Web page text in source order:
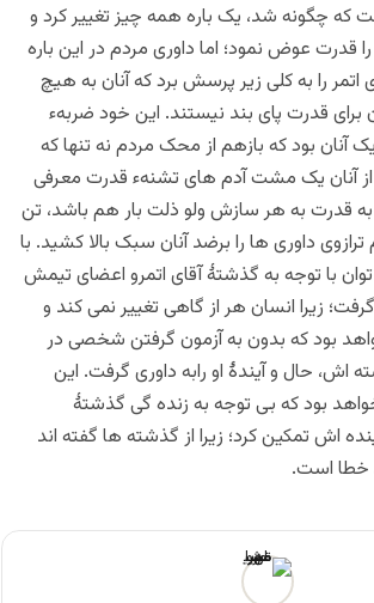
چگونه شد، یک باره همه چیز تغییر کرد و
قدرت عوض نمود؛ اما داوری مردم در این باره
را به کلی زیر پرسش برد که آنان به هیچ
برای قدرت پای بند نیستند. این خود ضربهء
آنان بود که بازهم از محک مردم نه تنها که
از آنان یک مشت آدم های تشنهء قدرت معرفی
قدرت به هر سازش ولو ذلت بار هم باشد، تن
داوری ها را برضد آنان سبک بالا کشید. با
با توجه به گذشتۀ آقای اتمرو اعضای تیمش
گرفت؛ زیرا انسان هر از گاهی تغییر نمی کند و
بود که بدون به آزمون گرفتن شخصی در
اش، حال و آیندۀ او رابه داوری گرفت. این
بود که بی توجه به زنده گی گذشتۀ
اش تمکین کرد؛ زیرا از گذشته ها گفته اند
خطا است.